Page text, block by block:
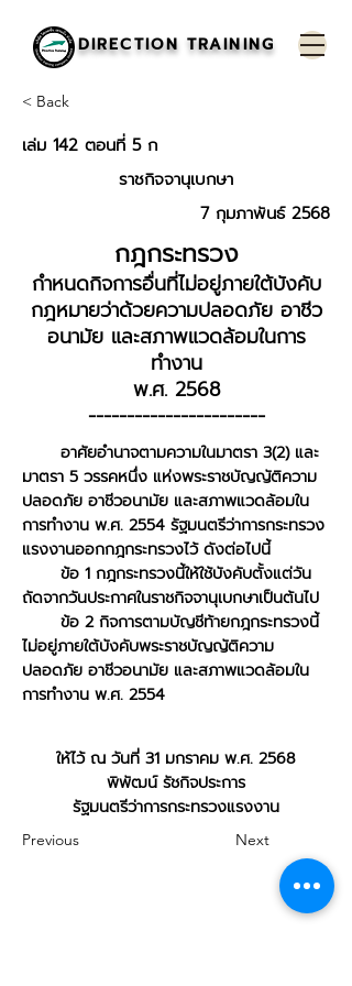
DIRECTION TRAINING
< Back
เล่ม 142 ตอนที่ 5 ก
ราชกิจจานุเบกษา
7 กุมภาพันธ์ 2568
กฎกระทรวง
กำหนดกิจการอื่นที่ไม่อยู่ภายใต้บังคับ
กฎหมายว่าด้วยความปลอดภัย อาชีว
อนามัย และสภาพแวดล้อมในการ
ทำงาน
พ.ศ. 2568
-----------------------
อาศัยอำนาจตามความในมาตรา 3(2) และ
มาตรา 5 วรรคหนึ่ง แห่งพระราชบัญญัติความ
ปลอดภัย อาชีวอนามัย และสภาพแวดล้อมใน
การทำงาน พ.ศ. 2554 รัฐมนตรีว่าการกระทรวง
แรงงานออกกฎกระทรวงไว้ ดังต่อไปนี้
ข้อ 1 กฎกระทรวงนี้ให้ใช้บังคับตั้งแต่วัน
ถัดจากวันประกาศในราชกิจจานุเบกษาเป็นต้นไป
ข้อ 2 กิจการตามบัญชีท้ายกฎกระทรวงนี้
ไม่อยู่ภายใต้บังคับพระราชบัญญัติความ
ปลอดภัย อาชีวอนามัย และสภาพแวดล้อมใน
การทำงาน พ.ศ. 2554
ให้ไว้ ณ วันที่ 31 มกราคม พ.ศ. 2568
พิพัฒน์ รัชกิจประการ
รัฐมนตรีว่าการกระทรวงแรงงาน
Previous Next